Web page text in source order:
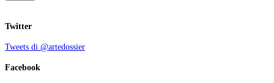
Twitter
Tweets di @artedossier
Facebook